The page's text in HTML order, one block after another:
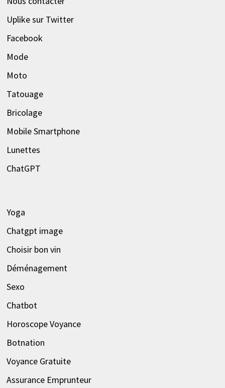
Uplike sur Twitter
Facebook
Mode
Moto
Tatouage
Bricolage
Mobile Smartphone
Lunettes
ChatGPT
Yoga
Chatgpt image
Choisir bon vin
Déménagement
Sexo
Chatbot
Horoscope Voyance
Botnation
Voyance Gratuite
Assurance Emprunteur